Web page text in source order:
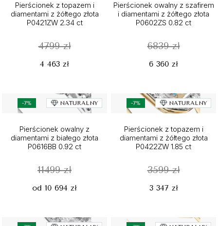
Pierścionek z topazem i
diamentami z żółtego złota
P0421ZW 2.34 ct
4799 zł
4 463 zł
Pierścionek owalny z szafirem
i diamentami z żółtego złota
P0602ZS 0.82 ct
6839 zł
6 360 zł
-7% NATURALNY
Pierścionek owalny z
diamentami z białego złota
P0616BB 0.92 ct
11499 zł
od 10 694 zł
-7% NATURALNY
Pierścionek z topazem i
diamentami z żółtego złota
P0422ZW 1.85 ct
3599 zł
3 347 zł